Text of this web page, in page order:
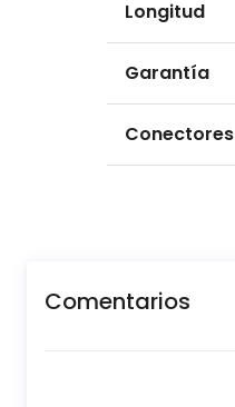
Longitud
Garantía
Conectores
Comentarios